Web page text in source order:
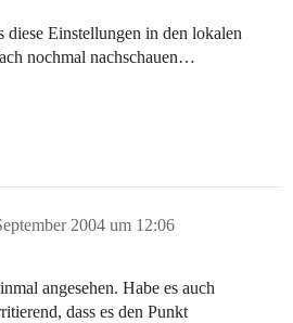
diese Einstellungen in den lokalen
nochmal nachschauen…
2004 um 12:06
angesehen. Habe es auch
dass es den Punkt